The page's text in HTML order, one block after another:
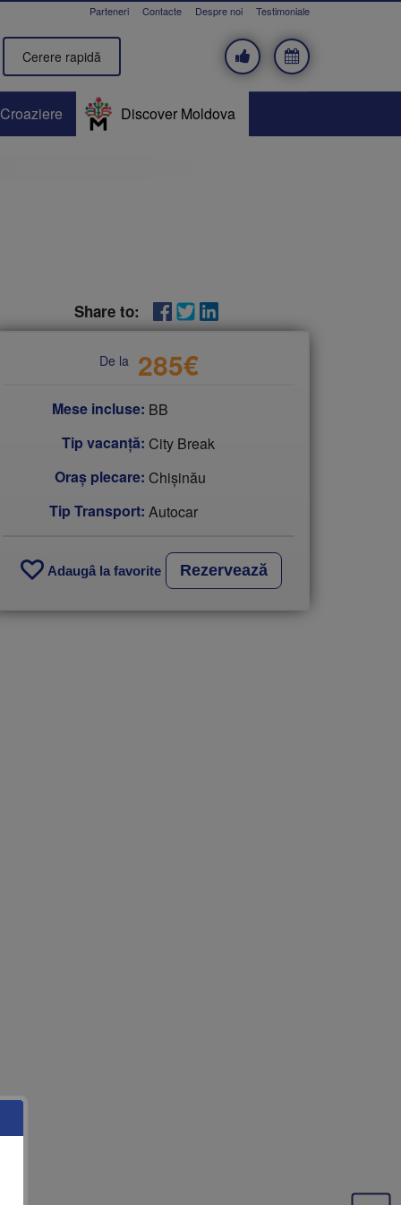
Testimoniale
Despre noi
Contacte
Parteneri
Cerere rapidă
Croaziere Discover Moldova
Share to:
De la 285€
Mese incluse: BB
Tip vacanţă: City Break
Oraș plecare: Chişinău
Tip Transport: Autocar
Adaugâ la favorite Rezervează